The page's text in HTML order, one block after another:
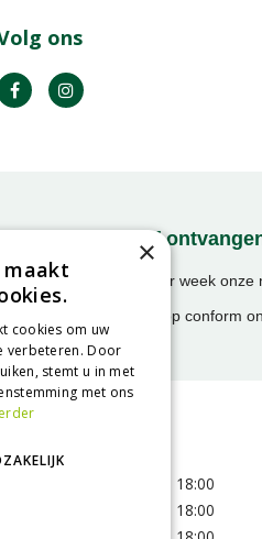
ons
Onze nieuwsbrief
Ontvang ongeveer 1x per week
We slaan uw gegevens op conform
09:00 - 18:00
09:00 - 18:00
×
maakt
cookies om uw
verbeteren. Door
stemt u in met
met ons